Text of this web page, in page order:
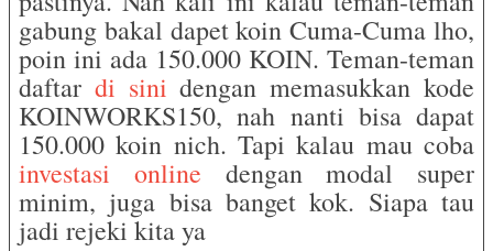
gabung bakal dapet koin Cuma-Cuma lho,
poin ini ada 150.000 KOIN. Teman-teman
daftar di sini dengan memasukkan kode
KOINWORKS150, nah nanti bisa dapat
150.000 koin nich. Tapi kalau mau coba
investasi online dengan modal super
minim, juga bisa banget kok. Siapa tau
jadi rejeki kita ya